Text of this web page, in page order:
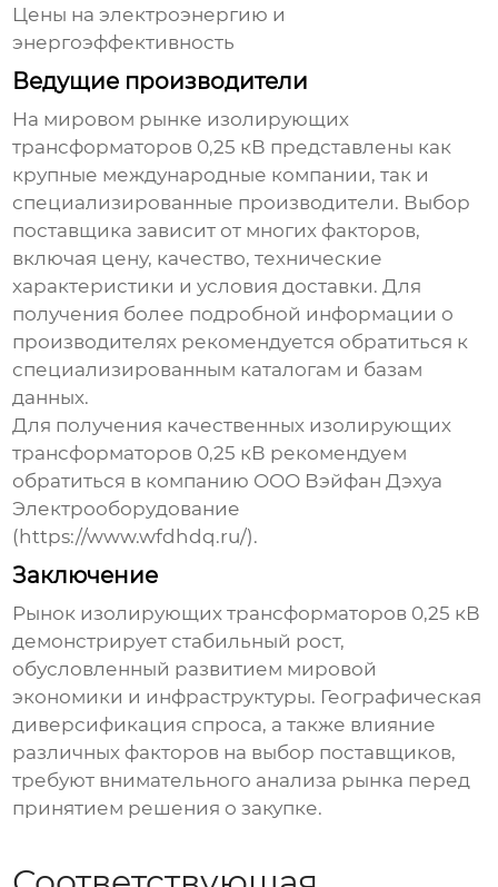
Цены на электроэнергию и
энергоэффективность
Ведущие производители
На мировом рынке изолирующих
трансформаторов 0,25 кВ представлены как
крупные международные компании, так и
специализированные производители. Выбор
поставщика зависит от многих факторов,
включая цену, качество, технические
характеристики и условия доставки. Для
получения более подробной информации о
производителях рекомендуется обратиться к
специализированным каталогам и базам
данных.
Для получения качественных изолирующих
трансформаторов 0,25 кВ рекомендуем
обратиться в компанию ООО Вэйфан Дэхуа
Электрооборудование
( https://www.wfdhdq.ru/).
Заключение
Рынок изолирующих трансформаторов 0,25 кВ
демонстрирует стабильный рост,
обусловленный развитием мировой
экономики и инфраструктуры. Географическая
диверсификация спроса, а также влияние
различных факторов на выбор поставщиков,
требуют внимательного анализа рынка перед
принятием решения о закупке.